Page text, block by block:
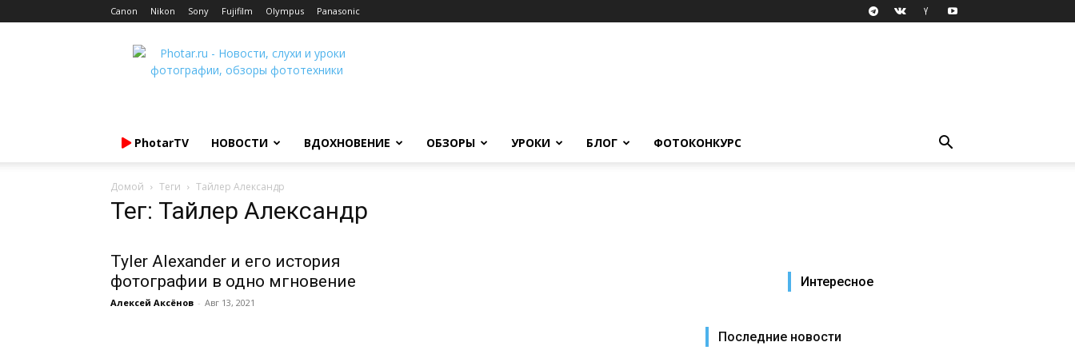
Canon Nikon Sony Fujifilm Olympus Panasonic
Photar.ru
PhotarTV НОВОСТИ ВДОХНОВЕНИЕ ОБЗОРЫ УРОКИ БЛОГ ФОТОКОНКУРС
Домой Теги Тайлер Александр
Тег: Тайлер Александр
Tyler Alexander и его история
фотографии в одно мгновение
Алексей Аксёнов - Авг 13, 2021
Интересное
Последние новости